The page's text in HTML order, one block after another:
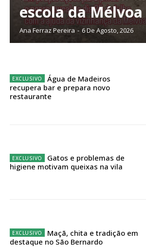
32
Edição em papel entregue à
casa
Acesso ao conteúdo online
Acesso aos conteúdos Exclusivos
Escolha o plano
escola da Mélvoa
Ana Ferraz Pereira - 6 De Agosto, 2026
Água de Madeiros
recupera bar e prepara novo
restaurante
Gatos e problemas de
higiene motivam queixas na vila
Maçã, chita e tradição em
destaque no São Bernardo